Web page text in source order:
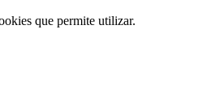
que permite utilizar.